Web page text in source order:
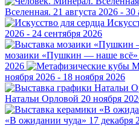
Вселенная. 21 августа 2026 - 30
2026 - 24 сентября 2026
мозаики «Пушкин — наше всё»
2026
ноября 2026 - 18 ноября 2026
Натальи Орловой 20 ноября
«В ожидании чуда» 17 декабря